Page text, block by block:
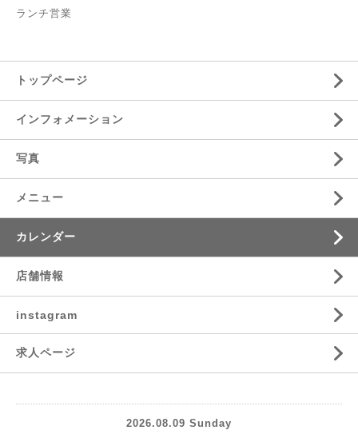
ランチ営業
トップページ
インフォメーション
写真
メニュー
カレンダー
店舗情報
instagram
求人ページ
2026.08.09 Sunday